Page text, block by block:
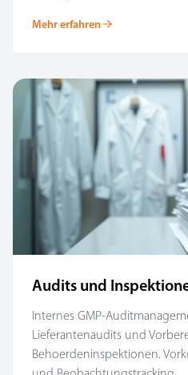
Mehr erfahren
Audits und
Internes GMP-
Lieferantenaudits und
Behoerdeninspektionen.